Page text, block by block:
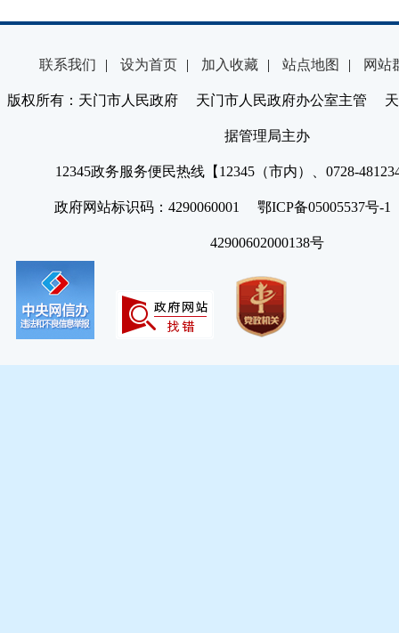
联系我们 | 设为首页 | 加入收藏 | 站点地图 | 网站
版权所有：天门市人民政府 天门市人民政府办公室主管 天
据管理局主办
12345政务服务便民热线【12345（市内）、0728-
政府网站标识码：4290060001 鄂ICP备05005537号
42900602000138号